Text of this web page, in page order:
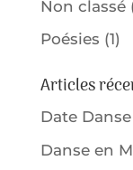
Non classé
Poésies (1)
Articles
Date
Danse en